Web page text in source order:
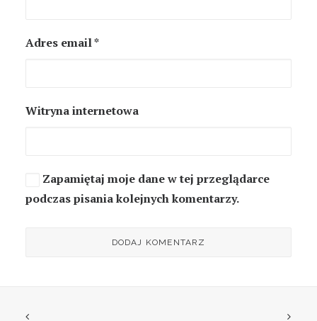
Adres email*
Witryna internetowa
Zapamiętaj moje dane w tej przeglądarce
podczas pisania kolejnych komentarzy.